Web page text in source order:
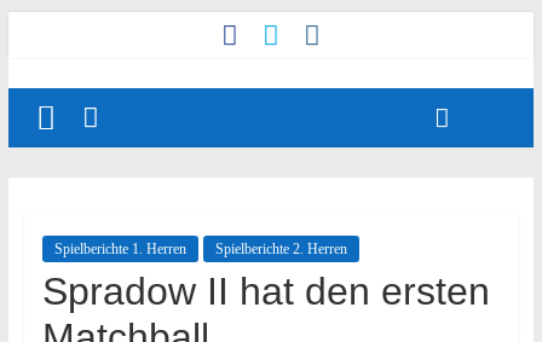
Spielberichte 1. Herren Spielberichte 2. Herren
Spradow II hat den ersten